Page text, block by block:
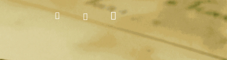
Hledat PřihlášeníNákupní
košík